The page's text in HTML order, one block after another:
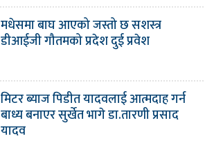
मधेसमा बाघ आएको जस्तो छ सशस्त्र
डीआईजी गौतमको प्रदेश दुई प्रवेश
मिटर ब्याज पिडीत यादवलाई आत्मदाह गर्न
बाध्य बनाएर सुर्खेत भागे डा.तारणी प्रसाद
यादव